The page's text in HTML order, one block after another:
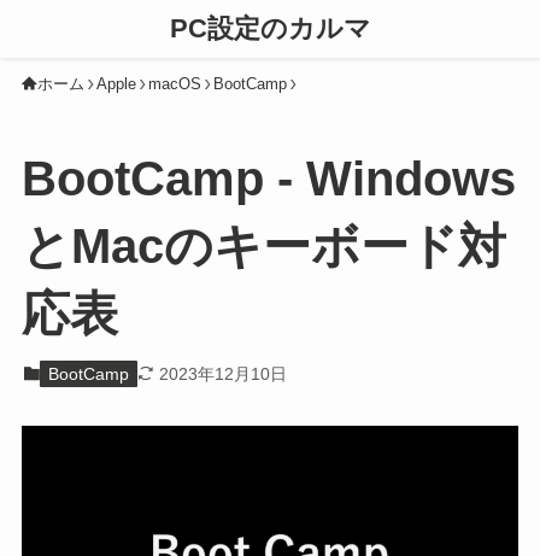
PC設定のカルマ
ホーム Apple macOS BootCamp
BootCamp - Windows
とMacのキーボード対
応表
BootCamp 2023年12月10日